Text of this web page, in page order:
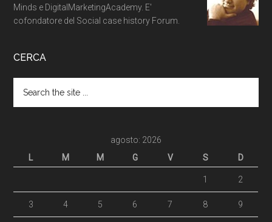
Minds e DigitalMarketingAcademy. E'
cofondatore del Social case history Forum.
CERCA
agosto: 2026
L
M M G V S D
1 2
3 4 5 6 7 8 9